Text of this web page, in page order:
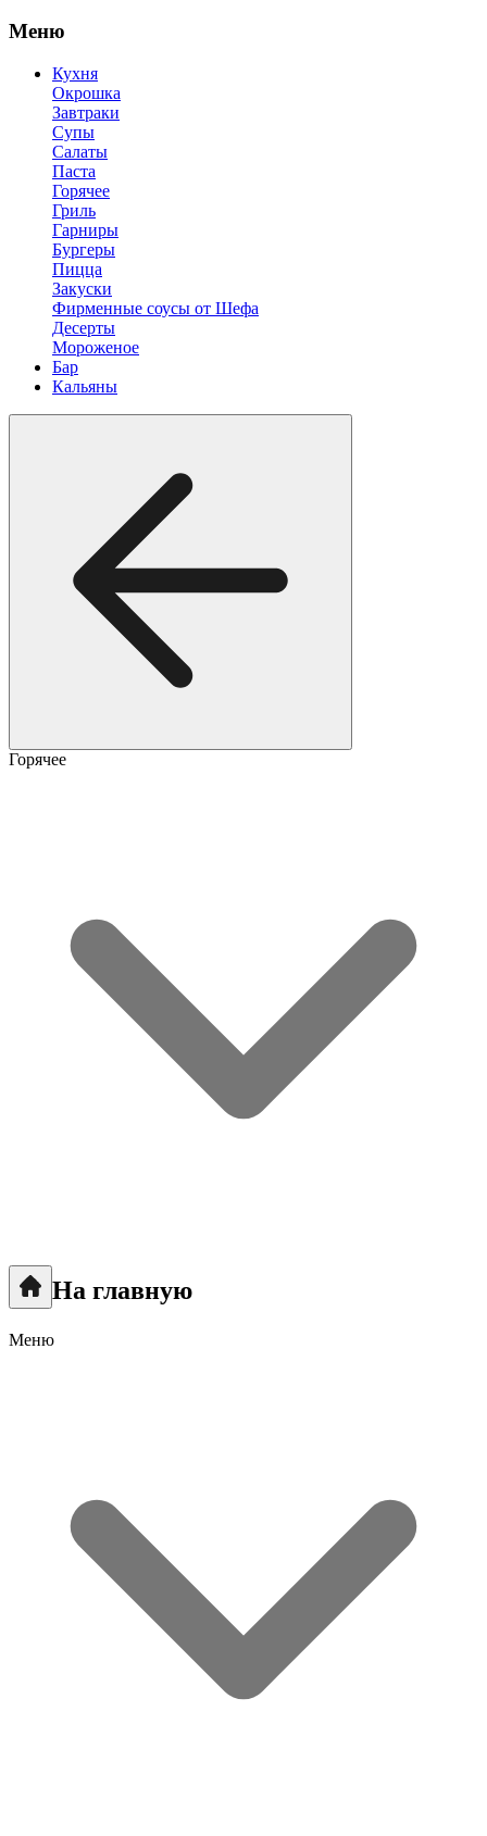
Меню
Кухня
Окрошка
Завтраки
Супы
Салаты
Паста
Горячее
Гриль
Гарниры
Бургеры
Пицца
Закуски
Фирменные соусы от Шефа
Десерты
Мороженое
Бар
Кальяны
Горячее
На главную
Меню